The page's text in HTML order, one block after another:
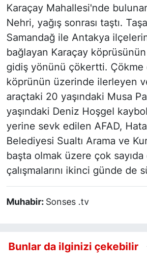
Karaçay Mahallesi'nde
Nehri, yağış sonrası taştı.
Samandağ ile Antakya
bağlayan Karaçay
gidiş yönünü çökertti. Çökme
köprünün üzerinde ilerleyen
araçtaki 20 yaşındaki Musa
yaşındaki Deniz Hoşgel
yerine sevk edilen AFAD,
Belediyesi Sualtı Arama ve
başta olmak üzere çok sayıda
çalışmalarını ikinci günde de
Muhabir: Sonses .tv
Bunlar da ilginizi çekebilir